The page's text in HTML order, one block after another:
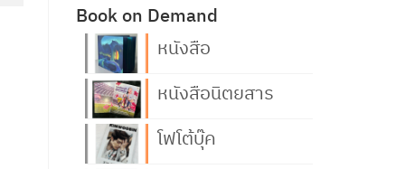
Book on Demand
หนังสือ
หนังสือนิตยสาร
โฟโต้บุ๊ค